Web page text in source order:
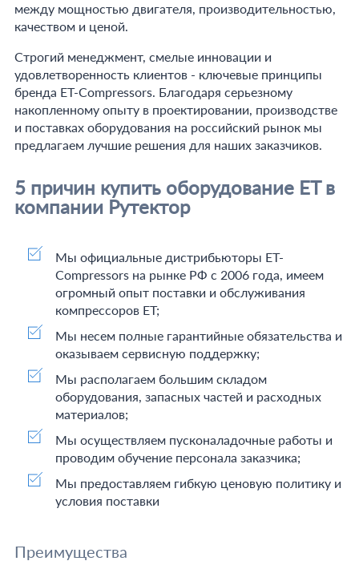
между мощностью двигателя, производительностью,
качеством и ценой.
Строгий менеджмент, смелые инновации и
удовлетворенность клиентов - ключевые принципы
бренда ET-Compressors. Благодаря серьезному
накопленному опыту в проектировании, производстве
и поставках оборудования на российский рынок мы
предлагаем лучшие решения для наших заказчиков.
5 причин купить оборудование ET в
компании Рутектор
Мы официальные дистрибьюторы ET-
Compressors на рынке РФ с 2006 года, имеем
огромный опыт поставки и обслуживания
компрессоров ET;
Мы несем полные гарантийные обязательства и
оказываем сервисную поддержку;
Мы располагаем большим складом
оборудования, запасных частей и расходных
материалов;
Мы осуществляем пусконаладочные работы и
проводим обучение персонала заказчика;
Мы предоставляем гибкую ценовую политику и
условия поставки
Преимущества